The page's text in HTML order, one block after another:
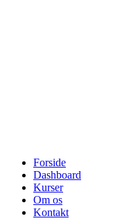
Forside
Dashboard
Kurser
Om os
Kontakt